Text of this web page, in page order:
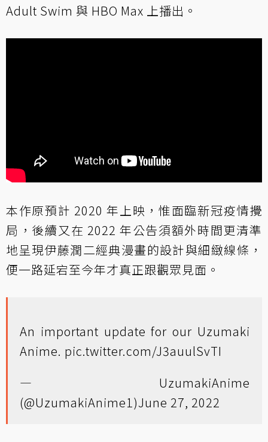
Adult Swim 與 HBO Max 上播出。
本作原預計 2020 年上映，惟面臨新冠疫情攪
局，後續又在 2022 年公告須額外時間更清準
地呈現伊藤潤二經典漫畫的設計與細緻線條，
便一路延宕至今年才真正跟觀眾見面。
An important update for our Uzumaki
Anime. pic.twitter.com/J3auulSvTI
— UzumakiAnime
(@UzumakiAnime1)June 27, 2022